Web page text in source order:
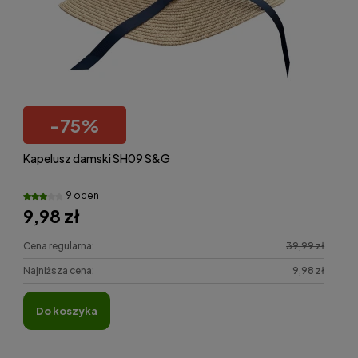
-75%
Kapelusz damski SH09 S&G
9 ocen
9,98 zł
Cena regularna: 39,99 zł
Najniższa cena: 9,98 zł
do koszyka